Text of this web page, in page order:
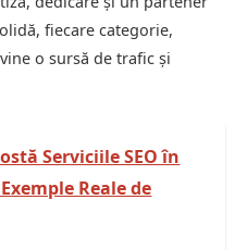
fiecare categorie,
o sursă de trafic și
Serviciile SEO în
Reale de